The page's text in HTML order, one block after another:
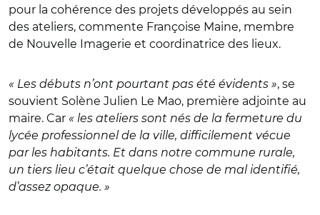
pour la cohérence des projets développés au sein
des ateliers, commente Françoise Maine, membre
de Nouvelle Imagerie et coordinatrice des lieux.
« Les débuts n’ont pourtant pas été évidents », se
souvient Solène Julien Le Mao, première adjointe au
maire. Car « les ateliers sont nés de la fermeture du
lycée professionnel de la ville, difficilement vécue
par les habitants. Et dans notre commune rurale,
un tiers lieu c’était quelque chose de mal identifié,
d’assez opaque. »